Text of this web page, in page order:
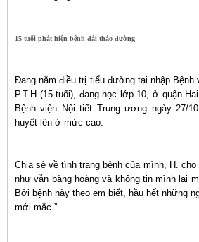
15 tuổi phát hiện bệnh đái tháo đường
Đang nằm điều trị tiểu đường tại nhập Bệnh
P.T.H (15 tuổi), đang học lớp 10, ở quận
Bệnh viện Nội tiết Trung ương ngày 27/
huyết lên ở mức cao.
Chia sẻ về tình trạng bệnh của mình, H.
như vẫn bàng hoàng và không tin mình lại
Bởi bệnh này theo em biết, hầu hết những
mới mắc.”